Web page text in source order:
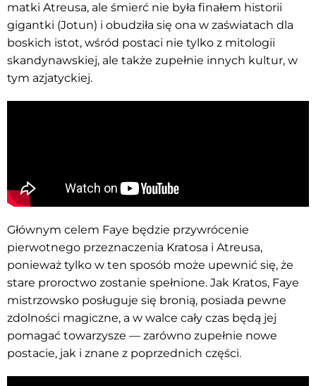
matki Atreusa, ale śmierć nie była finałem historii
gigantki (Jotun) i obudziła się ona w zaświatach dla
boskich istot, wśród postaci nie tylko z mitologii
skandynawskiej, ale także zupełnie innych kultur, w
tym azjatyckiej.
Głównym celem Faye będzie przywrócenie
pierwotnego przeznaczenia Kratosa i Atreusa,
ponieważ tylko w ten sposób może upewnić się, że
stare proroctwo zostanie spełnione. Jak Kratos, Faye
mistrzowsko posługuje się bronią, posiada pewne
zdolności magiczne, a w walce cały czas będą jej
pomagać towarzysze — zarówno zupełnie nowe
postacie, jak i znane z poprzednich części.